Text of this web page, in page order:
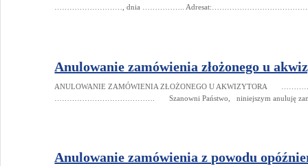
………………………, dnia …………….. Adresat:………………………………….
Anulowanie zamówienia złożonego u
ANULOWANIE ZAMÓWIENIA ZŁOŻONEGO U AKWIZYTORA
…………………………………. Szanowni Państwo, niniejszym anuluję
Anulowanie zamówienia z powodu